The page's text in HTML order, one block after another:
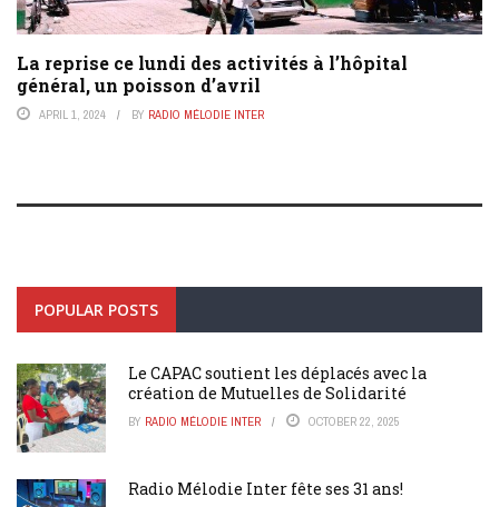
La reprise ce lundi des activités à l’hôpital
général, un poisson d’avril
APRIL 1, 2024 BY RADIO MÉLODIE INTER
POPULAR POSTS
Le CAPAC soutient les déplacés avec la
création de Mutuelles de Solidarité
BY RADIO MÉLODIE INTER OCTOBER 22, 2025
Radio Mélodie Inter fête ses 31 ans!